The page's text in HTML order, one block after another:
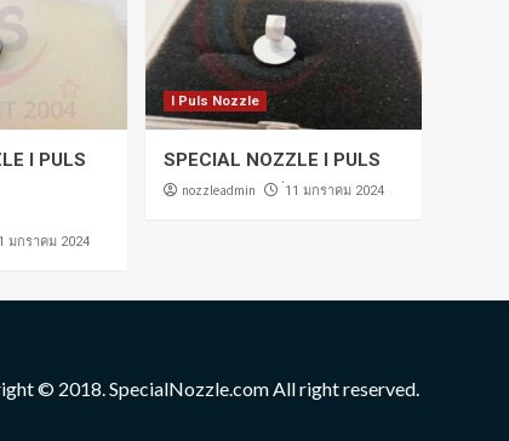
I PULS
มกราคม 2024
I Puls Nozzle
SPECIAL NOZZLE I PULS
nozzleadmin ่11 มกราคม 2024
© 2018. SpecialNozzle.com All right reserved.